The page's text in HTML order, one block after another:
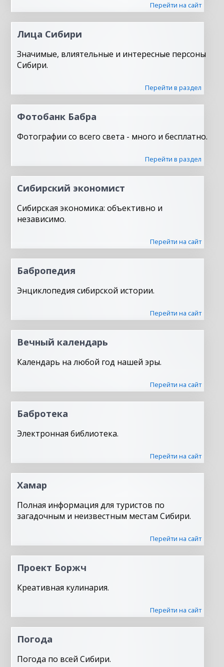
Перейти на сайт
Лица Сибири
Значимые, влиятельные и интересные персоны
Сибири.
Перейти в раздел
Фотобанк Бабра
Фотографии со всего света - много и бесплатно.
Перейти в раздел
Сибирский экономист
Сибирская экономика: объективно и
независимо.
Перейти на сайт
Бабропедия
Энциклопедия сибирской истории.
Перейти на сайт
Вечный календарь
Календарь на любой год нашей эры.
Перейти на сайт
Бабротека
Электронная библиотека.
Перейти на сайт
Хамар
Полная информация для туристов по
загадочным и неизвестным местам Сибири.
Перейти на сайт
Проект Боржч
Креативная кулинария.
Перейти на сайт
Погода
Погода по всей Сибири.